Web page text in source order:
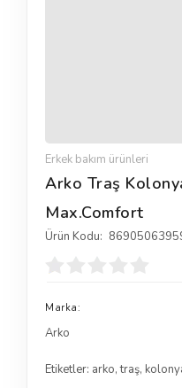
Erkek bakım ürünleri
Arko Traş
Max.Comfort
Ürün Kodu:
Marka:
Arko
Etiketler: arko,traş,